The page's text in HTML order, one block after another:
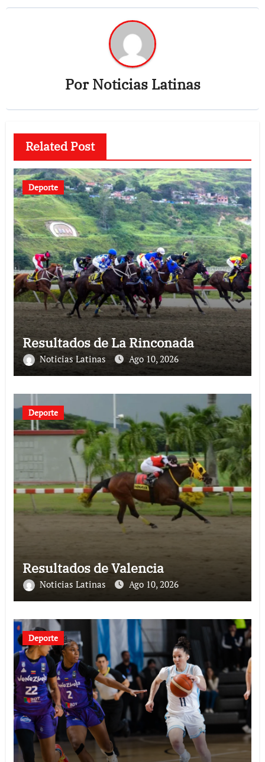
PorNoticias Latinas
Related Post
Deporte
Resultados de La Rinconada
Noticias Latinas Ago 10, 2026
Deporte
Resultados de Valencia
Noticias Latinas Ago 10, 2026
Deporte